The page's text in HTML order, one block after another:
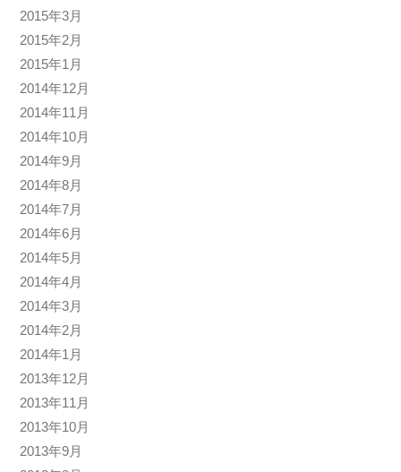
2015年3月
2015年2月
2015年1月
2014年12月
2014年11月
2014年10月
2014年9月
2014年8月
2014年7月
2014年6月
2014年5月
2014年4月
2014年3月
2014年2月
2014年1月
2013年12月
2013年11月
2013年10月
2013年9月